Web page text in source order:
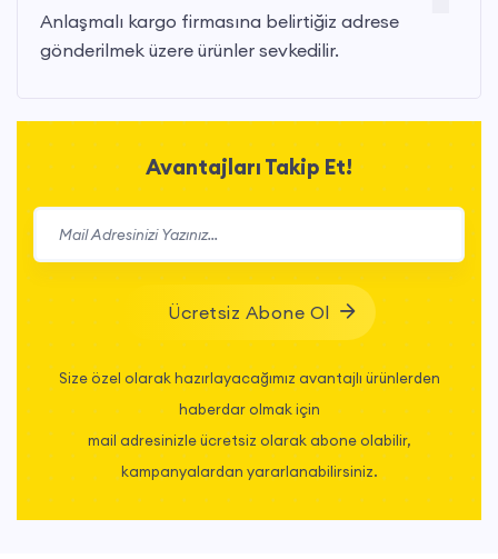
Anlaşmalı kargo firmasına belirtiğiz adrese
gönderilmek üzere ürünler sevkedilir.
Avantajları Takip Et!
Ücretsiz Abone Ol
Size özel olarak hazırlayacağımız avantajlı ürünlerden
haberdar olmak için
mail adresinizle ücretsiz olarak abone olabilir,
kampanyalardan yararlanabilirsiniz.